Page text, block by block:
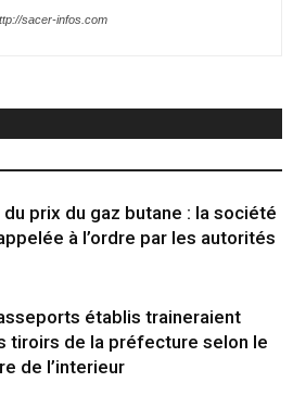
sacer-infos.com
du prix du gaz butane : la société
à l’ordre par les autorités
établis traineraient
tiroirs de la préfecture selon le
de l’interieur